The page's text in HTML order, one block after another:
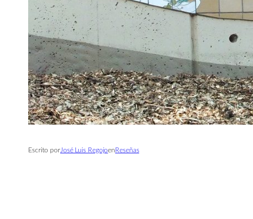
Escrito porJosé Luis Regojoen Reseñas